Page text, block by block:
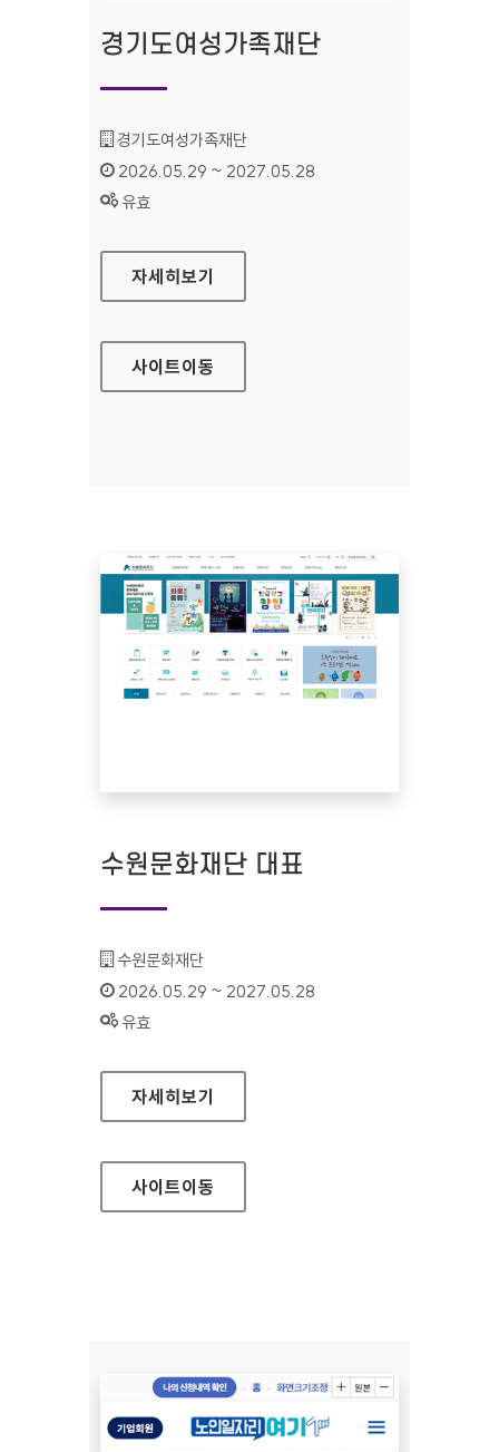
경기도여성가족재단
기관명 :
경기도여성가족재단
인증기간 :
2026.05.29 ~ 2027.05.28
상태 :
유효
경기도여성가족재단
자세히보기
사이트이동
수원문화재단 대표
기관명 :
수원문화재단
인증기간 :
2026.05.29 ~ 2027.05.28
상태 :
유효
수원문화재단 대표
자세히보기
사이트이동